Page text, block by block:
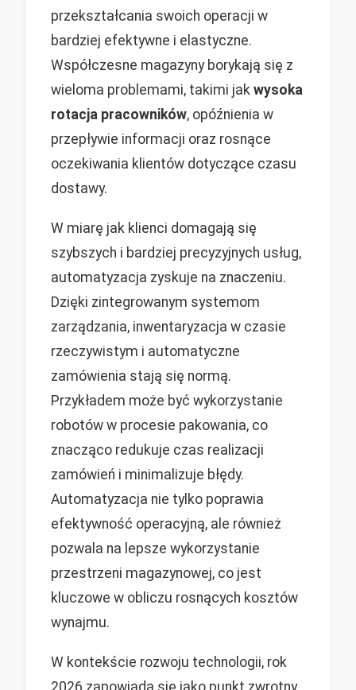
przekształcania swoich operacji w
bardziej efektywne i elastyczne.
Współczesne magazyny borykają się z
wieloma problemami, takimi jak wysoka
rotacja pracowników, opóźnienia w
przepływie informacji oraz rosnące
oczekiwania klientów dotyczące czasu
dostawy.
W miarę jak klienci domagają się
szybszych i bardziej precyzyjnych usług,
automatyzacja zyskuje na znaczeniu.
Dzięki zintegrowanym systemom
zarządzania, inwentaryzacja w czasie
rzeczywistym i automatyczne
zamówienia stają się normą.
Przykładem może być wykorzystanie
robotów w procesie pakowania, co
znacząco redukuje czas realizacji
zamówień i minimalizuje błędy.
Automatyzacja nie tylko poprawia
efektywność operacyjną, ale również
pozwala na lepsze wykorzystanie
przestrzeni magazynowej, co jest
kluczowe w obliczu rosnących kosztów
wynajmu.
W kontekście rozwoju technologii, rok